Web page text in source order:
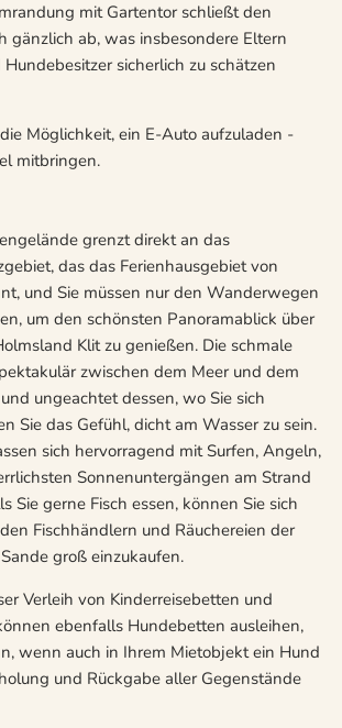
mit Gartentor schließt den
gänzlich ab, was insbesondere Eltern
sicherlich zu schätzen
Möglichkeit, ein E-Auto aufzuladen -
mitbringen.
grenzt direkt an das
das das Ferienhausgebiet von
und Sie müssen nur den Wanderwegen
um den schönsten Panoramablick über
Klit zu genießen. Die schmale
zwischen dem Meer und dem
ungeachtet dessen, wo Sie sich
Sie das Gefühl, dicht am Wasser zu sein.
sich hervorragend mit Surfen, Angeln,
Sonnenuntergängen am Strand
Sie gerne Fisch essen, können Sie sich
Fischhändlern und Räuchereien der
groß einzukaufen.
Verleih von Kinderreisebetten und
ebenfalls Hundebetten ausleihen,
wenn auch in Ihrem Mietobjekt ein Hund
und Rückgabe aller Gegenstände